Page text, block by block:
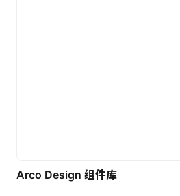
Arco Design 组件库